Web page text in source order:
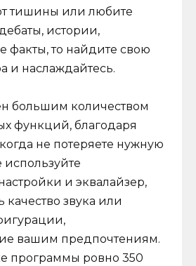
тишины или любите
истории,
факты, то найдите свою
и наслаждайтесь.
большим количеством
функций, благодаря
не потеряете нужную
и эквалайзер,
качество звука или
вашим предпочтениям.
программы ровно 350